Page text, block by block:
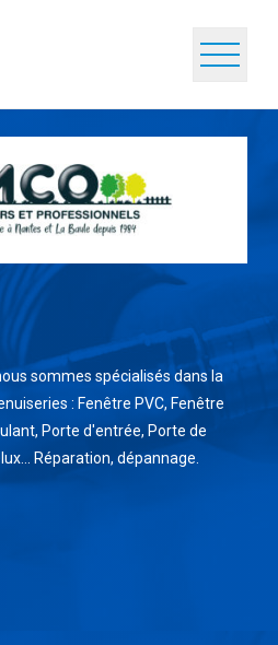
sommes spécialisés dans la
: Fenêtre PVC, Fenêtre
Porte d'entrée, Porte de
Réparation, dépannage.